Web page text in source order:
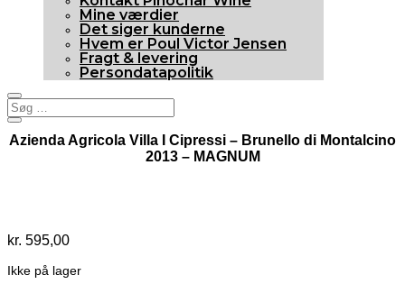
Mine værdier
Det siger kunderne
Hvem er Poul Victor Jensen
Fragt & levering
Persondatapolitik
Azienda Agricola Villa I Cipressi – Brunello di Montalcino
2013 – MAGNUM
kr. 595,00
Ikke på lager